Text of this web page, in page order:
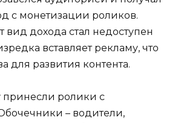
с монетизации роликов.
вид дохода стал недоступен
вставляет рекламу, что
для развития контента.
принесли ролики с
– водители,